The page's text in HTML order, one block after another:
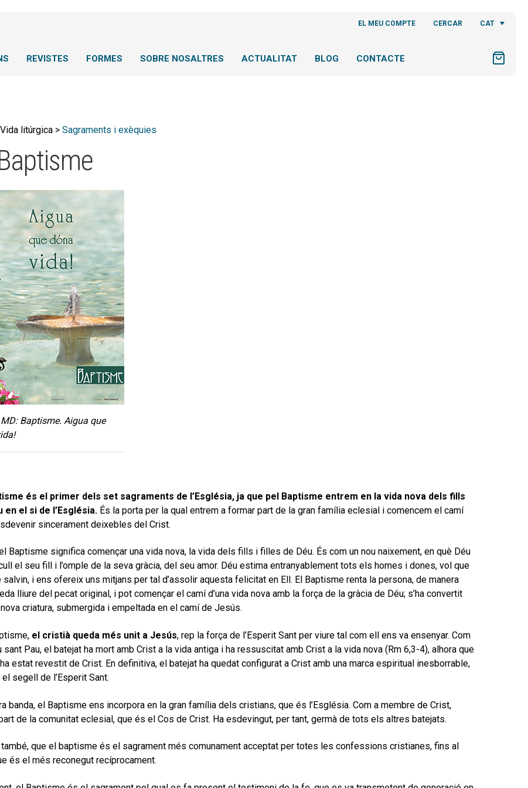
EL MEU COMPTE CERCAR CAT
REVISTES FORMES SOBRE NOSALTRES ACTUALITAT BLOG CONTACTE
litúrgica > Sagraments i exèquies
Baptisme. Aigua que
és el primer dels set sagraments de l’Església, ja que pel Baptisme entrem en la vida nova dels fills
en el si de l’Església. És la porta per la qual entrem a formar part de la gran família eclesial i comencem el camí
sincerament deixebles del Crist.
Baptisme significa començar una vida nova, la vida dels fills i filles de Déu. És com un nou naixement, en què Déu
el seu fill i l’omple de la seva gràcia, del seu amor. Déu estima entranyablement tots els homes i dones, vol que
i ens ofereix uns mitjans per tal d’assolir aquesta felicitat en Ell. El Baptisme renta la persona, de manera
lliure del pecat original, i pot començar el camí d’una vida nova amb la força de la gràcia de Déu; s’ha convertit
criatura, submergida i empeltada en el camí de Jesús.
el cristià queda més unit a Jesús, rep la força de l’Esperit Sant per viure tal com ell ens va ensenyar. Com
sant Pau, el batejat ha mort amb Crist a la vida antiga i ha ressuscitat amb Crist a la vida nova (Rm 6,3-4), alhora que
estat revestit de Crist. En definitiva, el batejat ha quedat configurat a Crist amb una marca espiritual inesborrable,
segell de l’Esperit Sant.
banda, el Baptisme ens incorpora en la gran família dels cristians, que és l’Església. Com a membre de Crist,
de la comunitat eclesial, que és el Cos de Crist. Ha esdevingut, per tant, germà de tots els altres batejats.
també, que el baptisme és el sagrament més comunament acceptat per totes les confessions cristianes, fins al
és el més reconegut recíprocament.